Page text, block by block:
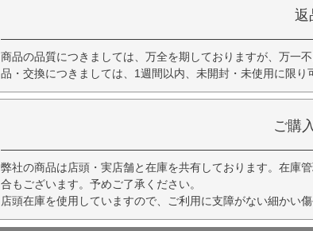
返
商品の品質につきましては、万全を期しておりますが、万一
品・交換につきましては、1週間以内、未開封・未使用に限り
ご購
弊社の商品は店頭・実店舗と在庫を共有しております。在庫
合もございます。予めご了承ください。
店頭在庫を使用していますので、ご利用に支障がない細かい